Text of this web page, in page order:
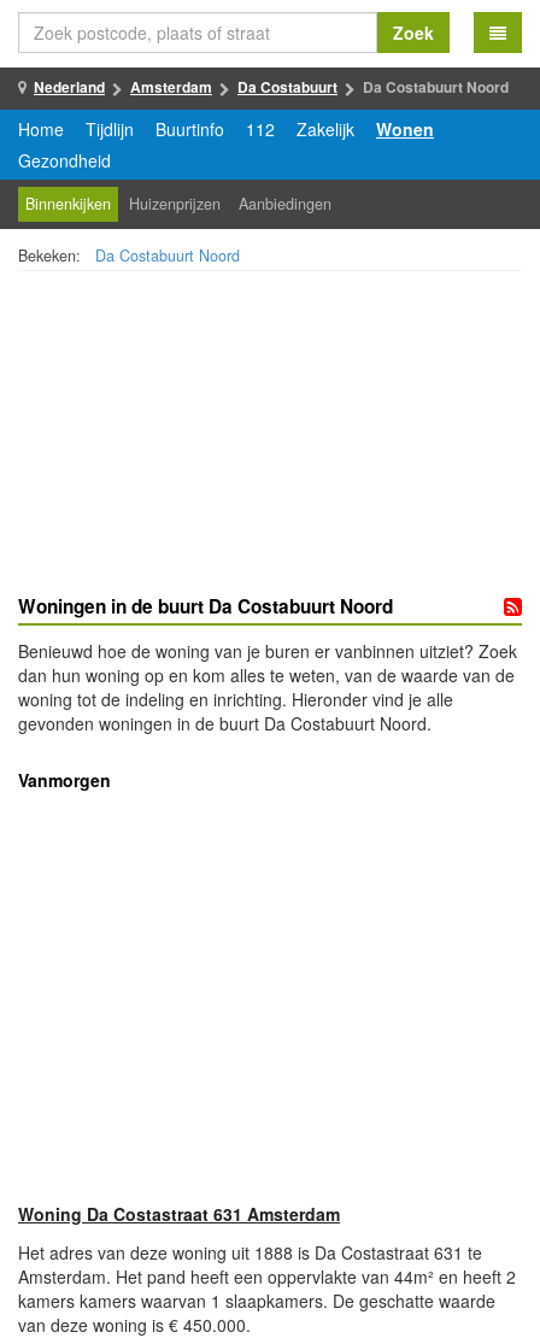
Zoek
Nederland Amsterdam Da Costabuurt Da Costabuurt Noord
Home Tijdlijn Buurtinfo 112 Zakelijk
Wonen
Gezondheid
Binnenkijken Huizenprijzen Aanbiedingen
Bekeken: Da Costabuurt Noord
Woningen in de buurt Da Costabuurt Noord
Benieuwd hoe de woning van je buren er vanbinnen uitziet? Zoek
dan hun woning op en kom alles te weten, van de waarde van de
woning tot de indeling en inrichting. Hieronder vind je alle
gevonden woningen in de buurt Da Costabuurt Noord.
Vanmorgen
Woning Da Costastraat 631 Amsterdam
Het adres van deze woning uit 1888 is Da Costastraat 631 te
Amsterdam. Het pand heeft een oppervlakte van 44m² en heeft 2
kamers kamers waarvan 1 slaapkamers. De geschatte waarde
van deze woning is € 450.000.